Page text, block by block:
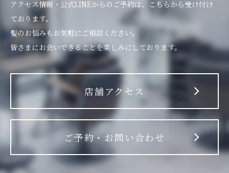
アクセス情報・公式LINEからのご予約は、こちらから受け付け
ております。
髪のお悩みもお気軽にご相談ください。
皆さまにお会いできることを楽しみにしております。
店舗アクセス
ご予約・お問い合わせ